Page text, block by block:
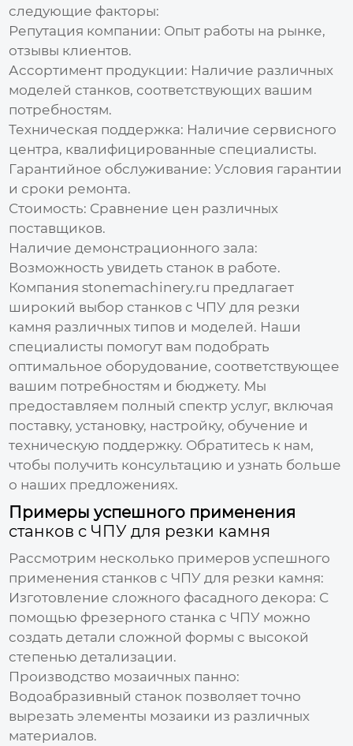
следующие факторы:
Репутация компании: Опыт работы на рынке,
отзывы клиентов.
Ассортимент продукции: Наличие различных
моделей станков, соответствующих вашим
потребностям.
Техническая поддержка: Наличие сервисного
центра, квалифицированные специалисты.
Гарантийное обслуживание: Условия гарантии
и сроки ремонта.
Стоимость: Сравнение цен различных
поставщиков.
Наличие демонстрационного зала:
Возможность увидеть станок в работе.
Компания stonemachinery.ru предлагает
широкий выбор станков с ЧПУ для резки
камня различных типов и моделей. Наши
специалисты помогут вам подобрать
оптимальное оборудование, соответствующее
вашим потребностям и бюджету. Мы
предоставляем полный спектр услуг, включая
поставку, установку, настройку, обучение и
техническую поддержку. Обратитесь к нам,
чтобы получить консультацию и узнать больше
о наших предложениях.
Примеры успешного применения
станков с ЧПУ для резки камня
Рассмотрим несколько примеров успешного
применения станков с ЧПУ для резки камня:
Изготовление сложного фасадного декора: С
помощью фрезерного станка с ЧПУ можно
создать детали сложной формы с высокой
степенью детализации.
Производство мозаичных панно:
Водоабразивный станок позволяет точно
вырезать элементы мозаики из различных
материалов.